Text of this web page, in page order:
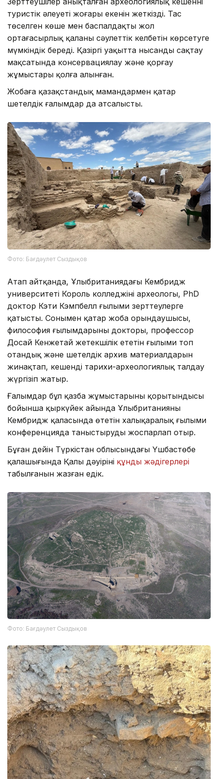
туристік әлеуеті жоғары екенін жеткізді. Тас
төселген көше мен баспалдақты жол
ортағасырлық қаланың сәулеттік келбетін көрсетуге
мүмкіндік береді. Қазіргі уақытта нысанды сақтау
мақсатында консервациялау және қорғау
жұмыстары қолға алынған.
Жобаға қазақстандық мамандармен қатар
шетелдік ғалымдар да атсалысты.
Фото: Бағдәулет Сыздықов
Атап айтқанда, Ұлыбританиядағы Кембридж
университеті Король колледжінің археологы, PhD
доктор Кэти Кэмпбелл ғылыми зерттеулерге
қатысты. Сонымен қатар жоба орындаушысы,
философия ғылымдарының докторы, профессор
Досай Кенжетай жетекшілік ететін ғылыми топ
отандық және шетелдік архив материалдарын
жинақтап, кешенді тарихи-археологиялық талдау
жүргізіп жатыр.
Ғалымдар бұл қазба жұмыстарының қорытындысы
бойынша қыркүйек айында Ұлыбританияның
Кембридж қаласында өтетін халықаралық ғылыми
конференцияда таныстыруды жоспарлап отыр.
Бұған дейін Түркістан облысындағы Үшбастөбе
қалашығында Қаңлы дәуірінің құнды жәдігерлері
табылғанын жазған едік.
Фото: Бағдәулет Сыздықов